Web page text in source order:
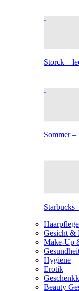
Storck –
Sommer –
Starbucks
Gesicht &
Make-Up
Gesundheit
Hygiene
Erotik
Beauty